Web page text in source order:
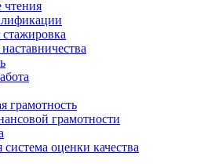
чтения
стажировка
грамотность
грамотности
оценки качества